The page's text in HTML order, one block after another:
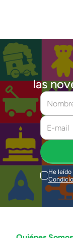
las
He